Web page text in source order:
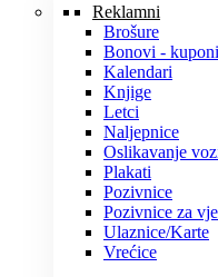
Reklamni
Brošure
Bonovi - kuponi
Kalendari
Knjige
Letci
Naljepnice
Oslikavanje
Plakati
Pozivnice
Pozivnice za
Ulaznice/Karte
Vrećice